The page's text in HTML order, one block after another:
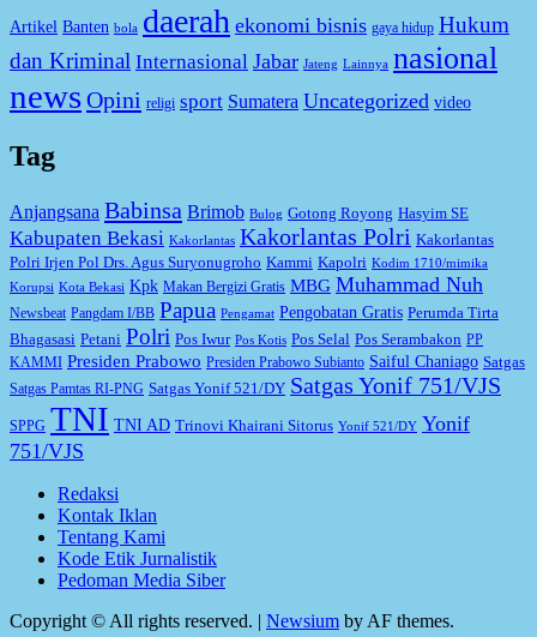
Artikel Banten bola daerah ekonomi bisnis gaya hidup Hukum
dan Kriminal Internasional Jabar Jateng Lainnya nasional
newsOpini religi sport Sumatera Uncategorized video
Tag
Anjangsana Babinsa Brimob Bulog Gotong Royong Hasyim SE
Kabupaten Bekasi Kakorlantas Kakorlantas Polri Kakorlantas
Polri Irjen Pol Drs. Agus Suryonugroho Kammi Kapolri Kodim 1710/mimika
Korupsi Kota Bekasi Kpk Makan Bergizi Gratis MBG Muhammad Nuh
Newsbeat Pangdam I/BB Papua Pengamat Pengobatan Gratis Perumda Tirta
Bhagasasi Petani Polri Pos Iwur Pos Kotis Pos Selal Pos Serambakon PP
KAMMI Presiden Prabowo Presiden Prabowo Subianto Saiful Chaniago Satgas
Satgas Pamtas RI-PNG Satgas Yonif 521/DY Satgas Yonif 751/VJS
SPPG TNI TNI AD Trinovi Khairani Sitorus Yonif 521/DY Yonif
751/VJS
Redaksi
Kontak Iklan
Tentang Kami
Kode Etik Jurnalistik
Pedoman Media Siber
Copyright © All rights reserved. | Newsium by AF themes.